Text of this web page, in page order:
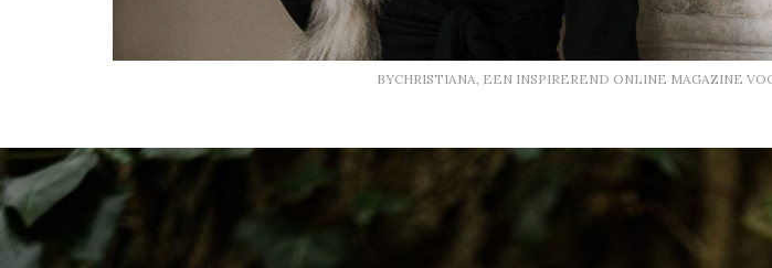
BYCHRISTIANA, EEN INSPIREREND ONLINE MAGAZINE